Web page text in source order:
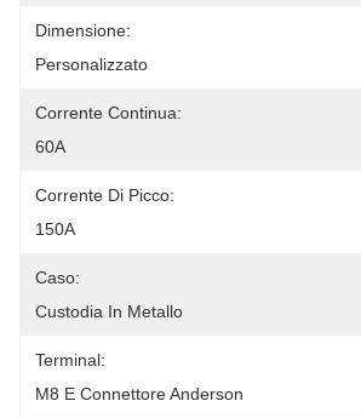
Dimensione:
Personalizzato
Corrente Continua:
60A
Corrente Di Picco:
150A
Caso:
Custodia In Metallo
Terminal:
M8 E Connettore Anderson